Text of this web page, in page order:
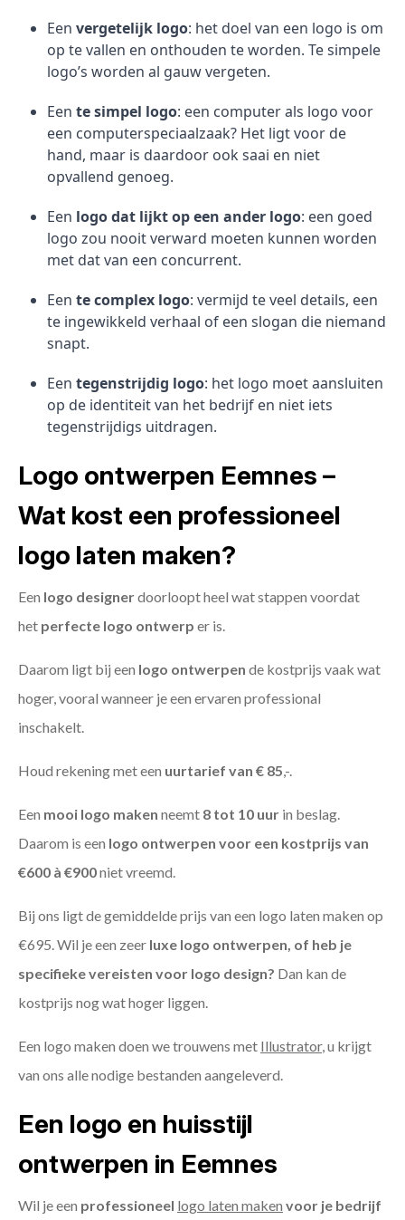
Een vergetelijk logo: het doel van een logo is om
op te vallen en onthouden te worden. Te simpele
logo’s worden al gauw vergeten.
Een te simpel logo: een computer als logo voor
een computerspeciaalzaak? Het ligt voor de
hand, maar is daardoor ook saai en niet
opvallend genoeg.
Een logo dat lijkt op een ander logo: een goed
logo zou nooit verward moeten kunnen worden
met dat van een concurrent.
Een te complex logo: vermijd te veel details, een
te ingewikkeld verhaal of een slogan die niemand
snapt.
Een tegenstrijdig logo: het logo moet aansluiten
op de identiteit van het bedrijf en niet iets
tegenstrijdigs uitdragen.
Logo ontwerpen Eemnes –
Wat kost een professioneel
logo laten maken?
Een logo designerdoorloopt heel wat stappen voordat
het perfecte logo ontwerp er is.
Daarom ligt bij een logo ontwerpen de kostprijs vaak wat
hoger, vooral wanneer je een ervaren professional
inschakelt.
Houd rekening met een uurtarief van € 85,-.
Een mooi logo maken neemt 8 tot 10 uur in beslag.
Daarom is een logo ontwerpen voor een kostprijs van
€600 à €900niet vreemd.
Bij ons ligt de gemiddelde prijs van een logo laten maken op
€695. Wil je een zeer luxe logo ontwerpen, of heb je
specifieke vereisten voor logo design? Dan kan de
kostprijs nog wat hoger liggen.
Een logo maken doen we trouwens met Illustrator, u krijgt
van ons alle nodige bestanden aangeleverd.
Een logo en huisstijl
ontwerpen in Eemnes
Wil je een professioneel logo laten maken voor je bedrijf